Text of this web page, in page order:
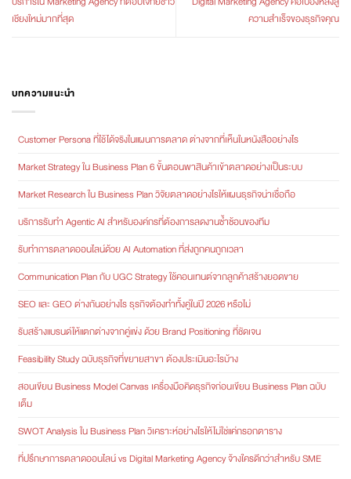
เชียงใหม่มากที่สุด
ความสำเร็จของธุรกิจคุณ
บทความแนะนำ
Customer Persona ที่ใช้ได้จริงในแผนการตลาด ต่างจากที่เห็นในหนังสืออย่างไร
Market Strategy ใน Business Plan 6 ขั้นตอนพาสินค้าเข้าตลาดอย่างเป็นระบบ
Market Research ใน Business Plan วิจัยตลาดอย่างไรให้แผนธุรกิจน่าเชื่อถือ
บริการรับทำ Agentic AI สำหรับองค์กรที่ต้องการลดงานซ้ำซ้อนของทีม
รับทำการตลาดออนไลน์ด้วย AI Automation ที่ส่งถูกคนถูกเวลา
Communication Plan กับ UGC Strategy ใช้คอนเทนต์จากลูกค้าสร้างยอดขาย
SEO และ GEO ต่างกันอย่างไร ธุรกิจต้องทำทั้งคู่ในปี 2026 หรือไม่
รับสร้างแบรนด์ให้แตกต่างจากคู่แข่ง ด้วย Brand Positioning ที่ชัดเจน
Feasibility Study ฉบับธุรกิจที่ขยายสาขา ต้องประเมินอะไรบ้าง
สอนเขียน Business Model Canvas เครื่องมือคิดธุรกิจก่อนเขียน Business Plan ฉบับ
เต็ม
SWOT Analysis ใน Business Plan วิเคราะห์อย่างไรให้ไม่ใช่แค่กรอกตาราง
ที่ปรึกษาการตลาดออนไลน์ vs Digital Marketing Agency จ้างใครดีกว่าสำหรับ SME